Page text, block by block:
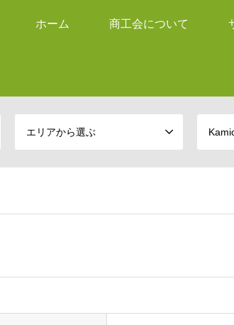
ホーム 商工会について
エリアから選ぶ